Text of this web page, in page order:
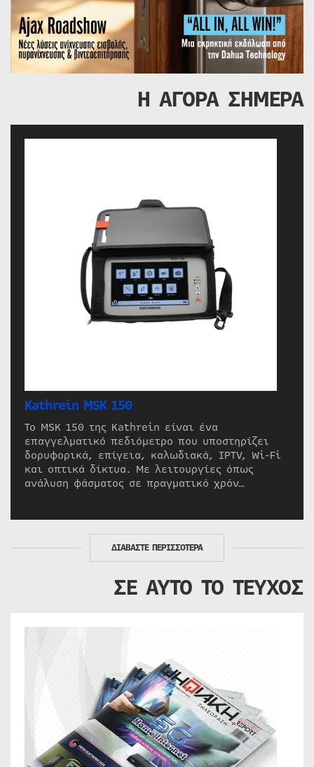
Η ΑΓΟΡΑ ΣΗΜΕΡΑ
Kathrein MSK 150
Το MSK 150 της Kathrein είναι ένα
επαγγελματικό πεδιόμετρο που υποστηρίζει
δορυφορικά, επίγεια, καλωδιακά, IPTV, Wi-Fi
και οπτικά δίκτυα. Με λειτουργίες όπως
ανάλυση φάσματος σε πραγματικό χρόν…
ΔΙΑΒΑΣΤΕ ΠΕΡΙΣΣΟΤΕΡΑ
ΣΕ ΑΥΤΟ ΤΟ ΤΕΥΧΟΣ